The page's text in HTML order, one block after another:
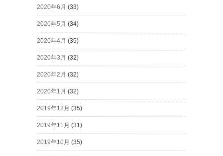
2020年6月 (33)
2020年5月 (34)
2020年4月 (35)
2020年3月 (32)
2020年2月 (32)
2020年1月 (32)
2019年12月 (35)
2019年11月 (31)
2019年10月 (35)